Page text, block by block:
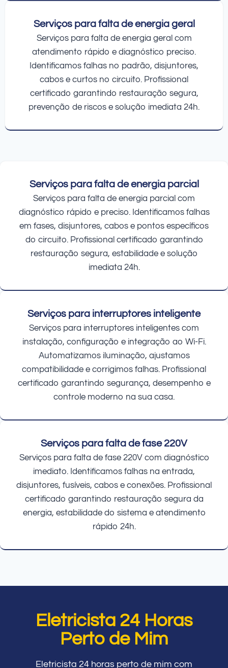
Serviços para falta de energia geral
Serviços para falta de energia geral com
atendimento rápido e diagnóstico preciso.
Identificamos falhas no padrão, disjuntores,
cabos e curtos no circuito. Profissional
certificado garantindo restauração segura,
prevenção de riscos e solução imediata 24h.
Serviços para falta de energia parcial
Serviços para falta de energia parcial com
diagnóstico rápido e preciso. Identificamos falhas
em fases, disjuntores, cabos e pontos específicos
do circuito. Profissional certificado garantindo
restauração segura, estabilidade e solução
imediata 24h.
Serviços para interruptores inteligente
Serviços para interruptores inteligentes com
instalação, configuração e integração ao Wi-Fi.
Automatizamos iluminação, ajustamos
compatibilidade e corrigimos falhas. Profissional
certificado garantindo segurança, desempenho e
controle moderno na sua casa.
Serviços para falta de fase 220V
Serviços para falta de fase 220V com diagnóstico
imediato. Identificamos falhas na entrada,
disjuntores, fusíveis, cabos e conexões. Profissional
certificado garantindo restauração segura da
energia, estabilidade do sistema e atendimento
rápido 24h.
Eletricista 24 Horas
Perto de Mim
Eletricista 24 horas perto de mim com